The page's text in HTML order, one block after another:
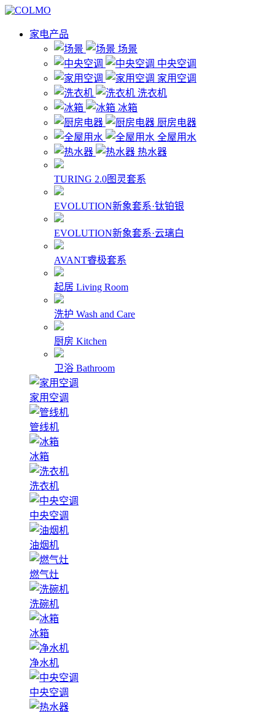
家电产品
场景
中央空调
家用空调
洗衣机
冰箱
厨房电器
全屋用水
热水器
TURING 2.0图灵套系
EVOLUTION新象套系·钛铂银
EVOLUTION新象套系·云璃白
AVANT睿极套系
起居 Living Room
洗护 Wash and Care
厨房 Kitchen
卫浴 Bathroom
家用空调
管线机
冰箱
洗衣机
中央空调
油烟机
燃气灶
洗碗机
冰箱
净水机
中央空调